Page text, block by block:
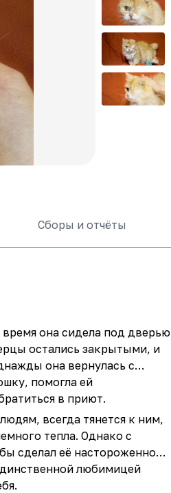
Сборы и отчёты
она сидела под дверью
остались закрытыми, и
она вернулась с
помогла ей
в приют.
всегда тянется к ним,
тепла. Однако с
сделал её настороженной.
любимицей